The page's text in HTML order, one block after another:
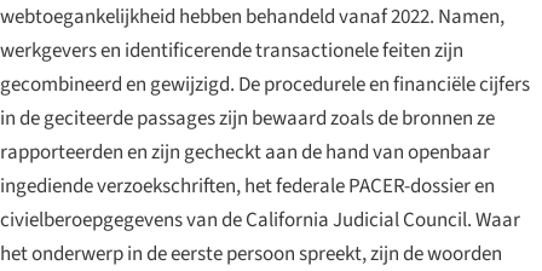
webtoegankelijkheid hebben behandeld vanaf 2022. Namen,
werkgevers en identificerende transactionele feiten zijn
gecombineerd en gewijzigd. De procedurele en financiële cijfers
in de geciteerde passages zijn bewaard zoals de bronnen ze
rapporteerden en zijn gecheckt aan de hand van openbaar
ingediende verzoekschriften, het federale PACER-dossier en
civielberoepgegevens van de California Judicial Council. Waar
het onderwerp in de eerste persoon spreekt, zijn de woorden